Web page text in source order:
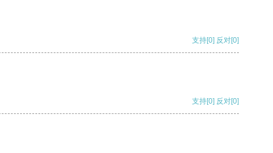
支持[0] 反对[0]
支持[0] 反对[0]